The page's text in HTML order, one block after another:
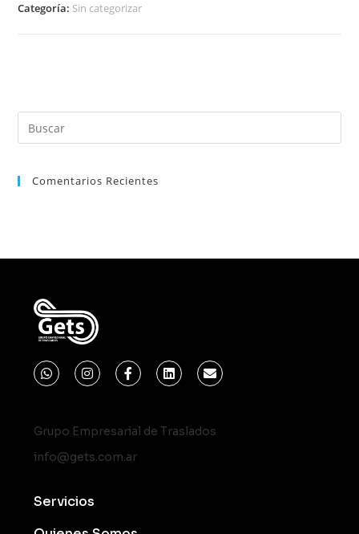
Categoría: Sin categorizar
Comentarios Recientes
Grupo Empresarial de Traslados
info@gets.com.ar
Servicios